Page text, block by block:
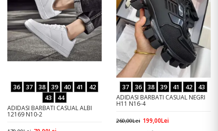
36 37 38 39 40 41
42
43
44
ADIDASI BARBATI CASUAL ALBI
12169 N10-2
37 36 38 39 41 42 43
ADIDASI BARBATI CASUAL NEGRI
H11 N16-4
260,00Lei 199,00Lei